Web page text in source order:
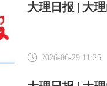
2026-06-29 11:25